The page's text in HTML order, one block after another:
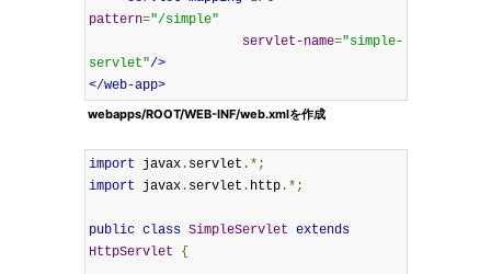
pattern="/simple"
servlet-name="simple-
servlet"/>
</web-app>
webapps/ROOT/WEB-INF/web.xmlを作成
import javax. servlet .*;
import javax. servlet . http.*;
public class SimpleServlet extends
HttpServlet
{